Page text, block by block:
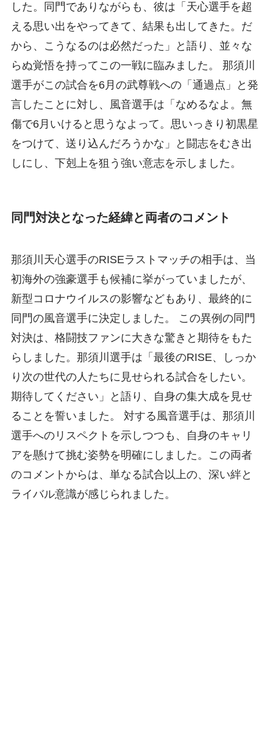
した。同門でありながらも、彼は「天心選手を超
える思い出をやってきて、結果も出してきた。だ
から、こうなるのは必然だった」と語り、並々な
らぬ覚悟を持ってこの一戦に臨みました。 那須川
選手がこの試合を6月の武尊戦への「通過点」と発
言したことに対し、風音選手は「なめるなよ。無
傷で6月いけると思うなよって。思いっきり初黒星
をつけて、送り込んだろうかな」と闘志をむき出
しにし、下剋上を狙う強い意志を示しました。
同門対決となった経緯と両者のコメント
那須川天心選手のRISEラストマッチの相手は、当
初海外の強豪選手も候補に挙がっていましたが、
新型コロナウイルスの影響などもあり、最終的に
同門の風音選手に決定しました。 この異例の同門
対決は、格闘技ファンに大きな驚きと期待をもた
らしました。那須川選手は「最後のRISE、しっか
り次の世代の人たちに見せられる試合をしたい。
期待してください」と語り、自身の集大成を見せ
ることを誓いました。 対する風音選手は、那須川
選手へのリスペクトを示しつつも、自身のキャリ
アを懸けて挑む姿勢を明確にしました。この両者
のコメントからは、単なる試合以上の、深い絆と
ライバル意識が感じられました。